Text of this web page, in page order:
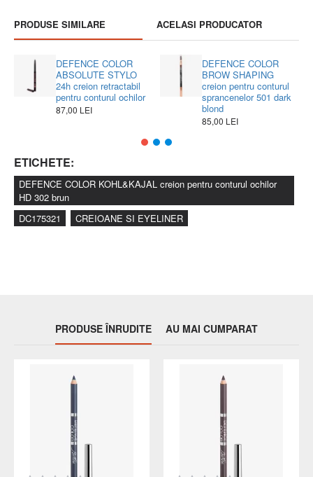
PRODUSE SIMILARE ACELASI PRODUCATOR
DEFENCE COLOR
ABSOLUTE STYLO
24h creion retractabil
pentru conturul ochilor
87,00 LEI
DEFENCE COLOR
BROW SHAPING
creion pentru conturul
sprancenelor 501 dark
blond
85,00 LEI
ETICHETE:
DEFENCE COLOR KOHL&KAJAL creion pentru conturul ochilor
HD 302 brun
DC175321
CREIOANE SI EYELINER
PRODUSE ÎNRUDITE AU MAI CUMPARAT